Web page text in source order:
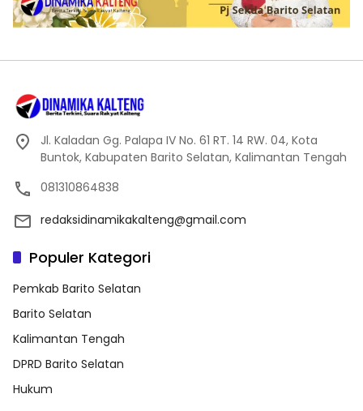
Jl. Kaladan Gg. Palapa IV No. 61 RT. 14 RW. 04, Kota
Buntok, Kabupaten Barito Selatan, Kalimantan Tengah
081310864838
redaksidinamikakalteng@gmail.com
Populer Kategori
Pemkab Barito Selatan
Barito Selatan
Kalimantan Tengah
DPRD Barito Selatan
Hukum